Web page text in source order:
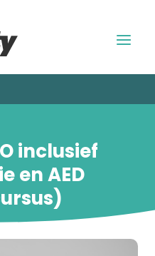
Menu
inclusief
en AED